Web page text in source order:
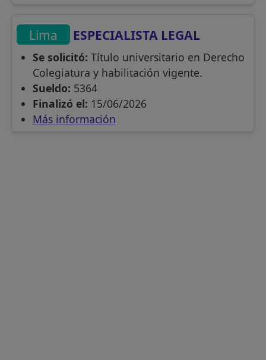
Lima ESPECIALISTA LEGAL
Se solicitó: Título universitario en Derecho
Colegiatura y habilitación vigente.
Sueldo: 5364
Finalizó el: 15/06/2026
Más información